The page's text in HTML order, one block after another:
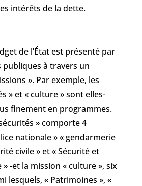
intérêts de la dette.
de l’État est présenté par
à travers un
». Par exemple, les
» et « culture » sont elles-
finement en programmes.
» comporte 4
nationale » « gendarmerie
civile » et « Sécurité et
-et la mission « culture », six
lesquels, « Patrimoines », «